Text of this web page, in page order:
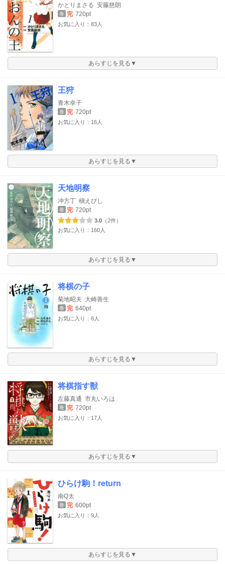
かとりまさる 安藤慈朗
巻 完 720pt
お気に入り：83人
あらすじを見る▼
王狩
青木幸子
巻 完 720pt
お気に入り：16人
あらすじを見る▼
天地明察
冲方丁 槇えびし
巻 完 720pt
3.0 （2件）
お気に入り：160人
あらすじを見る▼
将棋の子
菊地昭夫 大崎善生
巻 完 640pt
お気に入り：6人
あらすじを見る▼
将棋指す獣
左藤真通 市丸いろは
巻 完 720pt
お気に入り：17人
あらすじを見る▼
ひらけ駒！return
南Q太
巻 完 600pt
お気に入り：9人
あらすじを見る▼